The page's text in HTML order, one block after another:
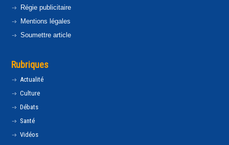
Régie publicitaire
Mentions légales
Soumettre article
Rubriques
Actualité
Culture
Débats
Santé
Vidéos